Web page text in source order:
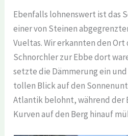
Ebenfalls lohnenswert ist das
einer von Steinen
Vueltas. Wir erkannten den
Schnorchler zur Ebbe dort
setzte die Dämmerung ein
tollen Blick auf den
Atlantik belohnt, während der
Kurven auf den Berg hinauf